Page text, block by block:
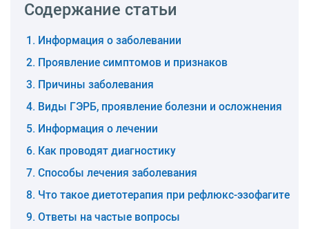
Содержание статьи
Информация о заболевании
Проявление симптомов и признаков
Причины заболевания
Виды ГЭРБ, проявление болезни и осложнения
Информация о лечении
Как проводят диагностику
Способы лечения заболевания
Что такое диетотерапия при рефлюкс-эзофагите
Ответы на частые вопросы